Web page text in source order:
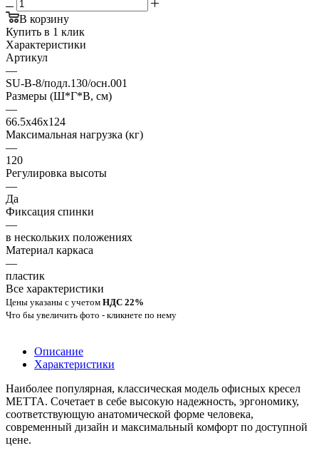
В корзину
Купить в 1 клик
Характеристики
Артикул
—
SU-B-8/подл.130/осн.001
Размеры (Ш*Г*В, см)
—
66.5x46x124
Максимальная нагрузка (кг)
—
120
Регулировка высоты
—
Да
Фиксация спинки
—
в нескольких положениях
Материал каркаса
—
пластик
Все характеристики
Цены указаны с учетом НДС 22%
Что бы увеличить фото - кликнете по нему
Описание
Характеристики
Наиболее популярная, классическая модель офисных кресел
МЕТТА. Сочетает в себе высокую надежность, эргономику,
соответствующую анатомической форме человека,
современный дизайн и максимальный комфорт по доступной
цене.